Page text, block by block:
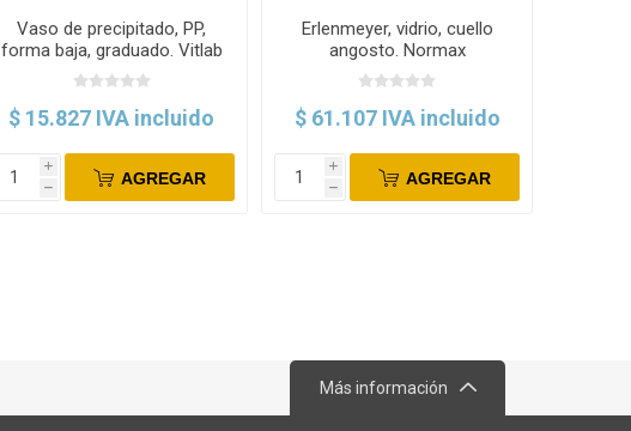
Vaso de precipitado, PP,
forma baja, graduado. Vitlab
$ 15.827 IVA incluido
i
h AGREGAR
Erlenmeyer, vidrio, cuello
angosto. Normax
$ 61.107 IVA incluido
i
h AGREGAR
Más información